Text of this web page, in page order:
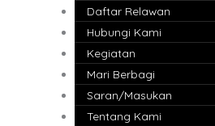
Daftar Relawan
Hubungi Kami
Kegiatan
Mari Berbagi
Saran/Masukan
Tentang Kami